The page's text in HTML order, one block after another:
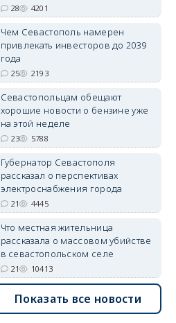
электроснабжение
28 4201
Чем Севастополь намерен
привлекать инвесторов до 2039
года
25 2193
Севастопольцам обещают
хорошие новости о бензине уже
на этой неделе
23 5788
Губернатор Севастополя
рассказал о перспективах
электроснабжения города
21 4445
Что местная жительница
рассказала о массовом убийстве
в севастопольском селе
21 10413
Показать все новости